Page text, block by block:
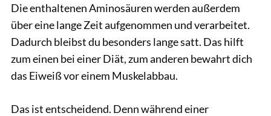
Die enthaltenen Aminosäuren werden außerdem
über eine lange Zeit aufgenommen und verarbeitet.
Dadurch bleibst du besonders lange satt. Das hilft
zum einen bei einer Diät, zum anderen bewahrt dich
das Eiweiß vor einem Muskelabbau.
Das ist entscheidend. Denn während einer